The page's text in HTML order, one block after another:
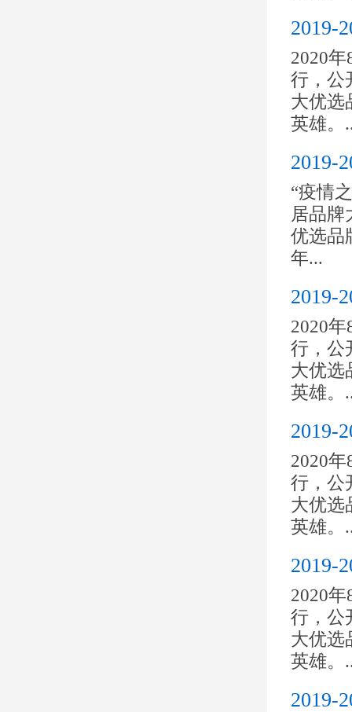
2019-
2020
行，公
大优选
英雄。
2019-
“疫情
居品牌
优选品
年...
2019-
2020
行，公
大优选
英雄。
2019-
2020
行，公
大优选
英雄。
2019-
2020
行，公
大优选
英雄。
2019-